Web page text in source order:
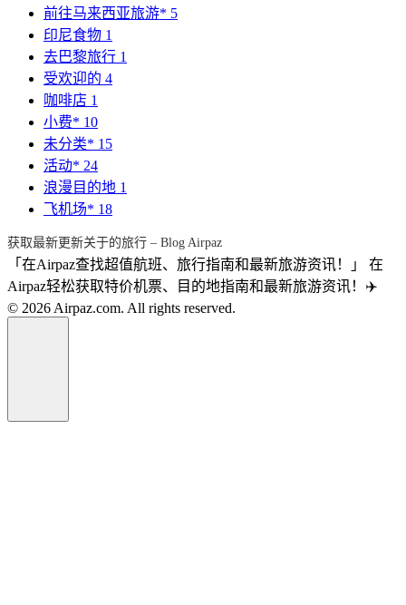
前往马来西亚旅游* 5
印尼食物 1
去巴黎旅行 1
受欢迎的 4
咖啡店 1
小费* 10
未分类* 15
活动* 24
浪漫目的地 1
飞机场* 18
获取最新更新关于的旅行 – Blog Airpaz
「在Airpaz查找超值航班、旅行指南和最新旅游资讯！」 在
Airpaz轻松获取特价机票、目的地指南和最新旅游资讯！✈️
© 2026 Airpaz.com. All rights reserved.